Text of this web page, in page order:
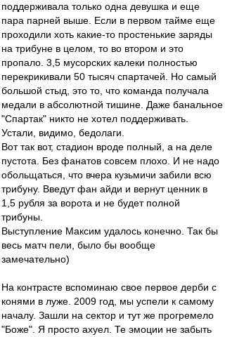
поддерживала только одна девушка и еще
пара парней выше. Если в первом тайме еще
проходили хоть какие-то простенькие заряды
на трибуне в целом, то во втором и это
пропало. 3,5 мусорских калеки полностью
перекрикивали 50 тысяч спартачей. Но самый
большой стыд, это то, что команда получала
медали в абсолютной тишине. Даже банальное
"Спартак" никто не хотел поддерживать.
Устали, видимо, бедолаги.
Вот так вот, стадион вроде полный, а на деле
пустота. Без фанатов совсем плохо. И не надо
обольщаться, что вчера кузьмичи забили всю
трибуну. Введут фан айди и вернут ценник в
1,5 рубля за ворота и не будет полной
трибуны.
Выступление Максим удалось конечно. Так бы
весь матч пели, было бы вообще
замечательно)
На контрасте вспоминаю свое первое дерби с
конями в луже. 2009 год, мы успели к самому
началу. Зашли на сектор и тут же прогремело
"Боже". Я просто ахуел. Те эмоции не забыть